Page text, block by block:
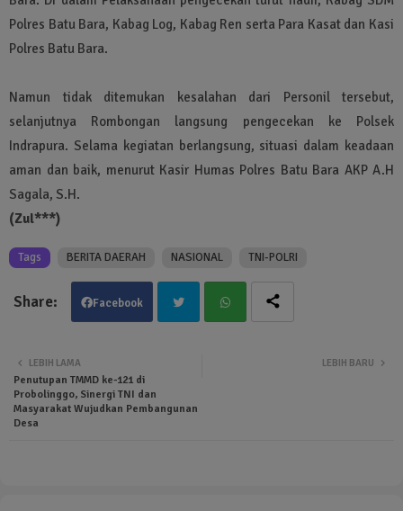
Polres Batu Bara, Kabag Log, Kabag Ren serta Para Kasat dan Kasi
Polres Batu Bara.
Namun tidak ditemukan kesalahan dari Personil tersebut,
selanjutnya Rombongan langsung pengecekan ke Polsek
Indrapura. Selama kegiatan berlangsung, situasi dalam keadaan
aman dan baik, menurut Kasir Humas Polres Batu Bara AKP A.H
Sagala, S.H.
(Zul***)
Tags BERITA DAERAH NASIONAL TNI-POLRI
Facebook
LEBIH BARU
LEBIH LAMA
Penutupan TMMD ke-121 di
Probolinggo, Sinergi TNI dan
Masyarakat Wujudkan Pembangunan
Desa